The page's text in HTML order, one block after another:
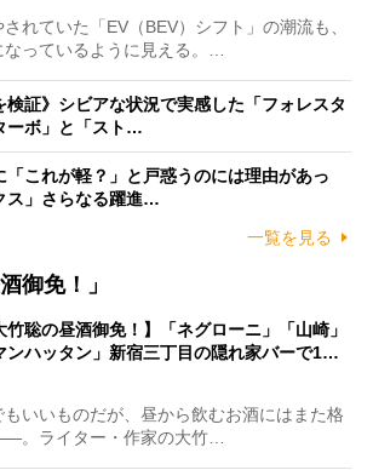
れていた「EV（BEV）シフト」の潮流も、
なっているように見える。…
検証》シビアな状況で実感した「フォレスタ
ボ」と「スト…
「これが軽？」と戸惑うのには理由があっ
」さらなる躍進…
一覧を見る
御免！」
竹聡の昼酒御免！】「ネグローニ」「山崎」
ンハッタン」新宿三丁目の隠れ家バーで1…
いいものだが、昼から飲むお酒にはまた格
。ライター・作家の大竹…